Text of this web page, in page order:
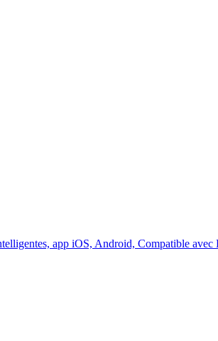
app iOS, Android, Compatible avec